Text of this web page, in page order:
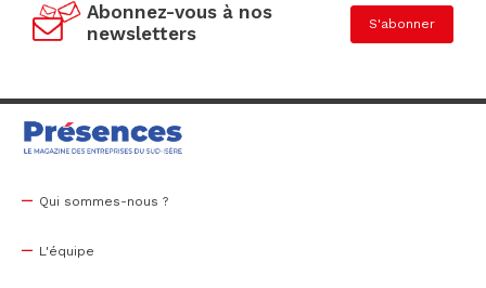
Abonnez-vous à nos
newsletters
S'abonner
Qui sommes-nous ?
L'équipe